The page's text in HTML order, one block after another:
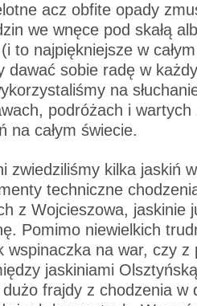
acz obfite opady
we wnęce pod skałą
to najpiękniejsze w
dawać sobie radę w
na
podróżach i wartych
na całym świecie.
zwiedziliśmy kilka jaskiń
techniczne
z Wojcieszowa, jaskinie
Pomimo niewielkich
wspinaczka na war, czy z
jaskiniami
frajdy z chodzenia w